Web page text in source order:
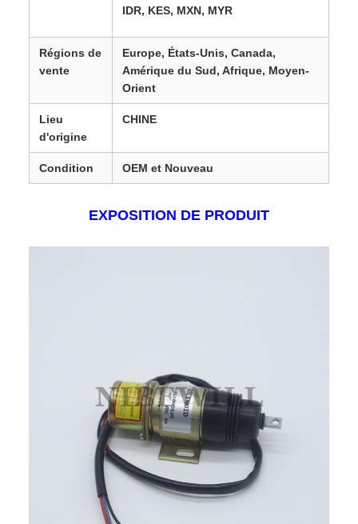
IDR, KES, MXN, MYR
Régions de
vente
Europe, États-Unis, Canada,
Amérique du Sud, Afrique, Moyen-
Orient
Lieu
d'origine
CHINE
Condition OEM et Nouveau
EXPOSITION DE PRODUIT